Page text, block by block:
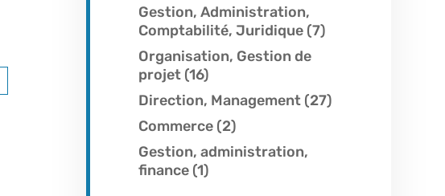
Gestion, Administration,
Comptabilité, Juridique (7)
Organisation, Gestion de
projet (16)
Direction, Management (27)
Commerce (2)
Gestion, administration,
finance (1)